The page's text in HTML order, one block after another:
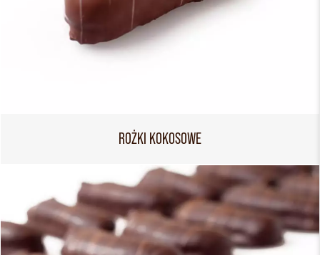
ROŻKI KOKOSOWE